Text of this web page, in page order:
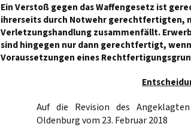
Ein Verstoß gegen das Waffengesetz ist
ihrerseits durch Notwehr gerechtfertigten,
Verletzungshandlung zusammenfällt.
sind hingegen nur dann gerechtfertigt,
Voraussetzungen eines
Auf die Revision des
Oldenburg vom 23. Februar 2018